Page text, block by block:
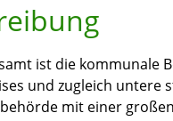
ist die kommunale
und zugleich untere
mit einer